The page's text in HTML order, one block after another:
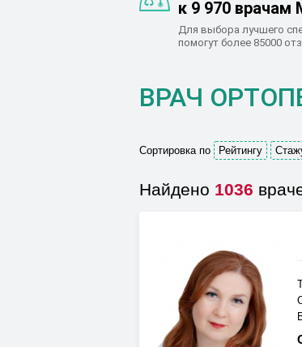
к 9 970 врачам
Для выбора лучшего
помогут более 85000
ВРАЧ
Сортировка по Рейтингу
Найдено 1036